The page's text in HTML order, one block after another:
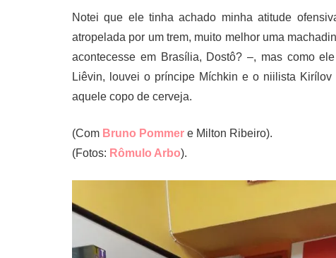
Notei que ele tinha achado minha atitude
atropelada por um trem, muito melhor uma
acontecesse em Brasília, Dostô? –, mas como
Liêvin, louvei o príncipe Míchkin e o niilista
aquele copo de cerveja.
(Com Bruno Pommer e Milton Ribeiro).
(Fotos: Rômulo Arbo).